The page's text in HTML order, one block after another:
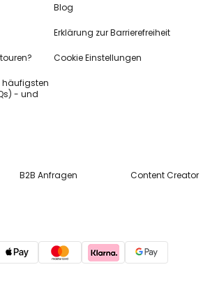
- und
Blog
Erklärung zur Barrierefreiheit
Cookie Einstellungen
B2B Anfragen Content Creator